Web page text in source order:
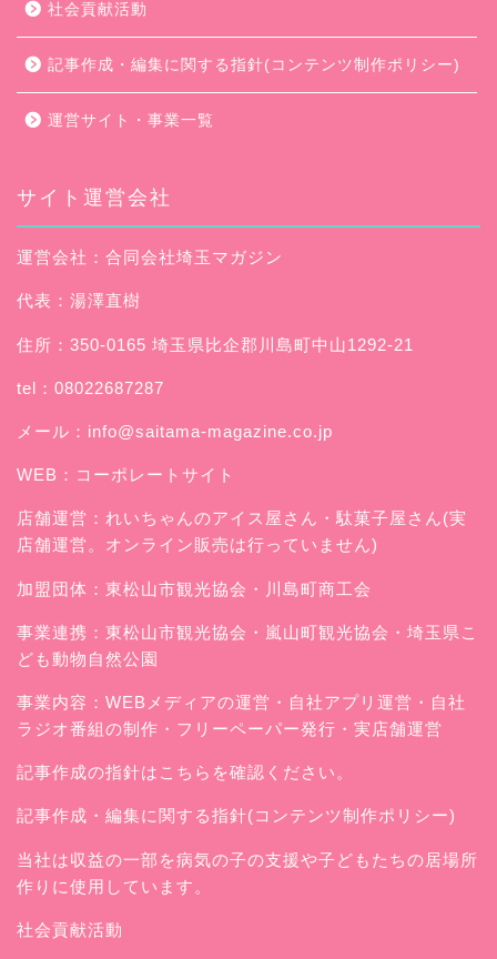
社会貢献活動
記事作成・編集に関する指針(コンテンツ制作ポリシー)
運営サイト・事業一覧
サイト運営会社
運営会社：合同会社埼玉マガジン
代表：湯澤直樹
住所：350-0165 埼玉県比企郡川島町中山1292-21
tel：08022687287
メール： info@saitama-magazine.co.jp
WEB： コーポレートサイト
店舗運営： れいちゃんのアイス屋さん ・駄菓子屋さん(実
店舗運営。オンライン販売は行っていません)
加盟団体：東松山市観光協会・川島町商工会
事業連携：東松山市観光協会・嵐山町観光協会・埼玉県こ
ども動物自然公園
事業内容：WEBメディアの運営・自社アプリ運営・自社
ラジオ番組の制作・フリーペーパー発行・実店舗運営
記事作成の指針はこちらを確認ください。
記事作成・編集に関する指針(コンテンツ制作ポリシー)
当社は収益の一部を病気の子の支援や子どもたちの居場所
作りに使用しています。
社会貢献活動